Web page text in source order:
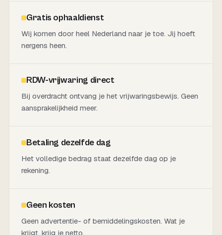
Gratis ophaaldienst
Wij komen door heel Nederland naar je toe. Jij hoeft
nergens heen.
RDW-vrijwaring direct
Bij overdracht ontvang je het vrijwaringsbewijs. Geen
aansprakelijkheid meer.
Betaling dezelfde dag
Het volledige bedrag staat dezelfde dag op je
rekening.
Geen kosten
Geen advertentie- of bemiddelingskosten. Wat je
krijgt, krijg je netto.